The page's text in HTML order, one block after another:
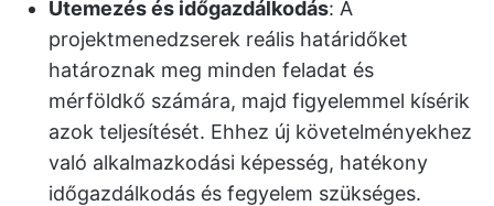
Ütemezés és időgazdálkodás: A
projektmenedzserek reális határidőket
határoznak meg minden feladat és
mérföldkő számára, majd figyelemmel kísérik
azok teljesítését. Ehhez új követelményekhez
való alkalmazkodási képesség, hatékony
időgazdálkodás és fegyelem szükséges.